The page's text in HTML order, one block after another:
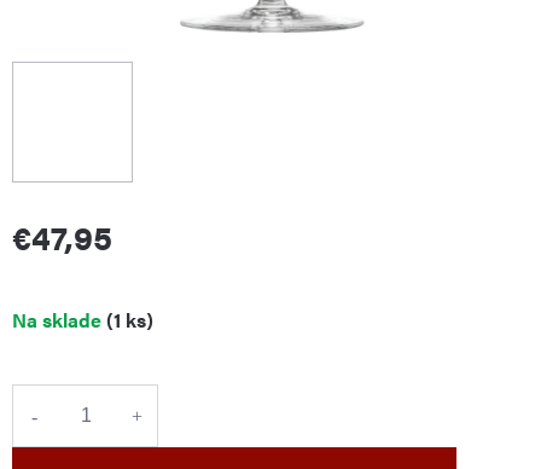
€47,95
Jednotková
cena:
Na sklade(1 ks)